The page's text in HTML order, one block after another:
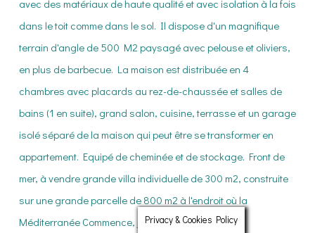
Privacy & Cookies Policy